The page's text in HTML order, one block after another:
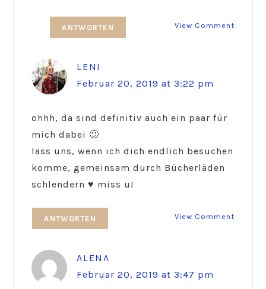
View Comment
ANTWORTEN
LENI
Februar 20, 2019 at 3:22 pm
ohhh, da sind definitiv auch ein paar für
mich dabei 🙂
lass uns, wenn ich dich endlich besuchen
komme, gemeinsam durch Bücherläden
schlendern ♥ miss u!
View Comment
ANTWORTEN
ALENA
Februar 20, 2019 at 3:47 pm